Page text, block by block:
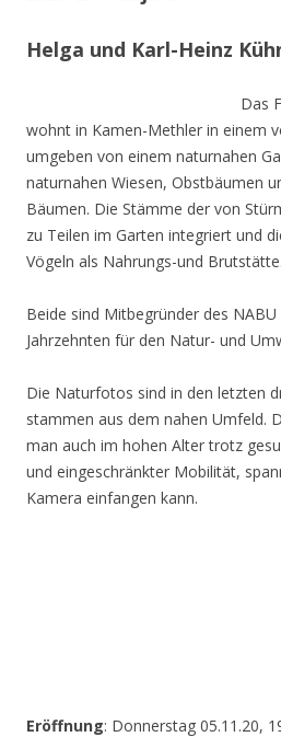
Helga und Karl-Heinz
Das
wohnt in Kamen-Methler in einem
umgeben von einem naturnahen
naturnahen Wiesen, Obstbäumen
Bäumen. Die Stämme der von
zu Teilen im Garten integriert und
Vögeln als Nahrungs-und Brutstätte.
Beide sind Mitbegründer des
Jahrzehnten für den Natur- und
Die Naturfotos sind in den letzten
stammen aus dem nahen Umfeld.
man auch im hohen Alter trotz
und eingeschränkter Mobilität,
Kamera einfangen kann.
Eröffnung: Donnerstag 05.11.20,